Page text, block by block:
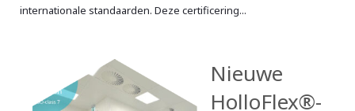
internationale standaarden. Deze certificering...
Nieuwe
HolloFlex®-